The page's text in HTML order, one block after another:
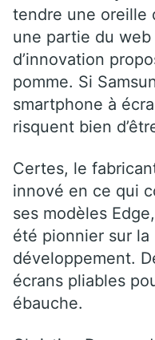
tendre une oreille
une partie du
d’innovation
pomme. Si
smartphone à
risquent bien
Certes, le
innové en ce qui
ses modèles
été pionnier sur
développement.
écrans pliables
ébauche.